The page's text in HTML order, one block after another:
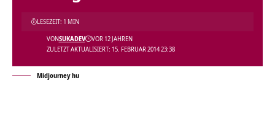
ZULETZT AKTUALISIERT: 15. FEBRUAR 2014 23:38
VONSUKADEV VOR 12 JAHREN
LESEZEIT: 1 MIN
Midjourney hu